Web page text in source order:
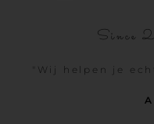
Since
"Wij helpen je